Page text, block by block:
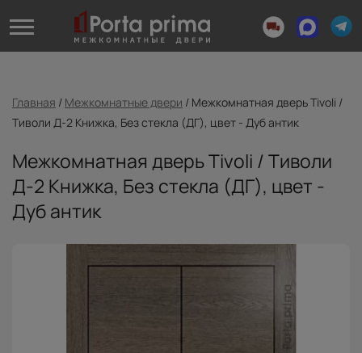
Главная / Межкомнатные двери / Межкомнатная дверь Tivoli /
Тиволи Д-2 Книжка, Без стекла (ДГ), цвет - Дуб антик
Межкомнатная дверь Tivoli / Тиволи
Д-2 Книжка, Без стекла (ДГ), цвет -
Дуб антик